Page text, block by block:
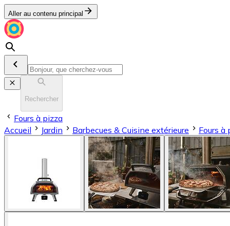
Aller au contenu principal
Rechercher
Fours à pizza
Accueil
Jardin Barbecues & Cuisine extérieure Fours à